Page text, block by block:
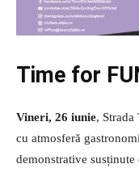
Time for
Vineri, 26 iunie,
cu atmosferă
demonstrative